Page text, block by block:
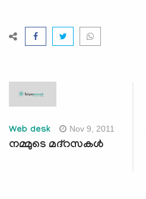
Web desk Nov 9, 2011
നമ്മുടെ മദ്‌റസകള്‍